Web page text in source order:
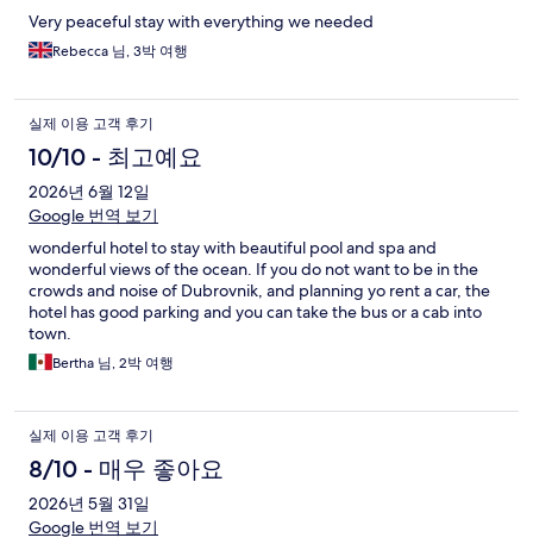
Very peaceful stay with everything we needed
Rebecca 님, 3박 여행
실제 이용 고객 후기
10/10 - 최고예요
2026년 6월 12일
Google 번역 보기
wonderful hotel to stay with beautiful pool and spa and
wonderful views of the ocean. If you do not want to be in the
crowds and noise of Dubrovnik, and planning yo rent a car, the
hotel has good parking and you can take the bus or a cab into
town.
Bertha 님, 2박 여행
실제 이용 고객 후기
8/10 - 매우 좋아요
2026년 5월 31일
Google 번역 보기